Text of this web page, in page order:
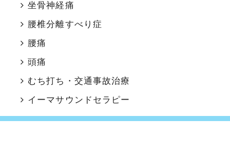
坐骨神経痛
腰椎分離すべり症
腰痛
頭痛
むち打ち・交通事故治療
イーマサウンドセラピー